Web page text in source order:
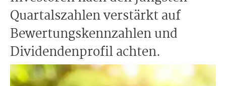
Quartalszahlen verstärkt auf
Bewertungskennzahlen und
Dividendenprofil achten.